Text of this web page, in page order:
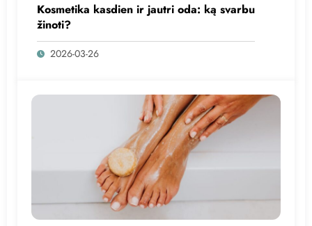
Kosmetika kasdien ir jautri oda: ką svarbu
žinoti?
2026-03-26